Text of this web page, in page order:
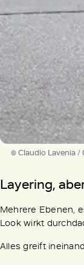
© Claudio Lavenia /
Layering,
Mehrere Ebenen,
Look wirkt
Alles greift